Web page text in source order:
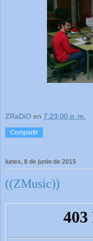
ZRaDiO en 7:23:00 p. m.
Compartir
lunes, 8 de junio de 2015
((ZMusic))